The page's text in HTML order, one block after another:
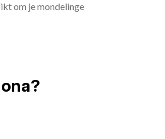
om je mondelinge